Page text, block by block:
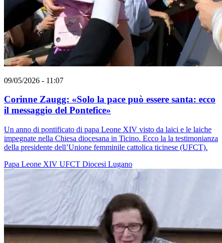
09/05/2026 - 11:07
Corinne Zaugg: «Solo la pace può essere santa: ecco
il messaggio del Pontefice»
Un anno di pontificato di papa Leone XIV visto da laici e le laiche
impegnate nella Chiesa diocesana in Ticino. Ecco la la testimonianza
della presidente dell’Unione femminile cattolica ticinese (UFCT).
Papa Leone XIV UFCT Diocesi Lugano